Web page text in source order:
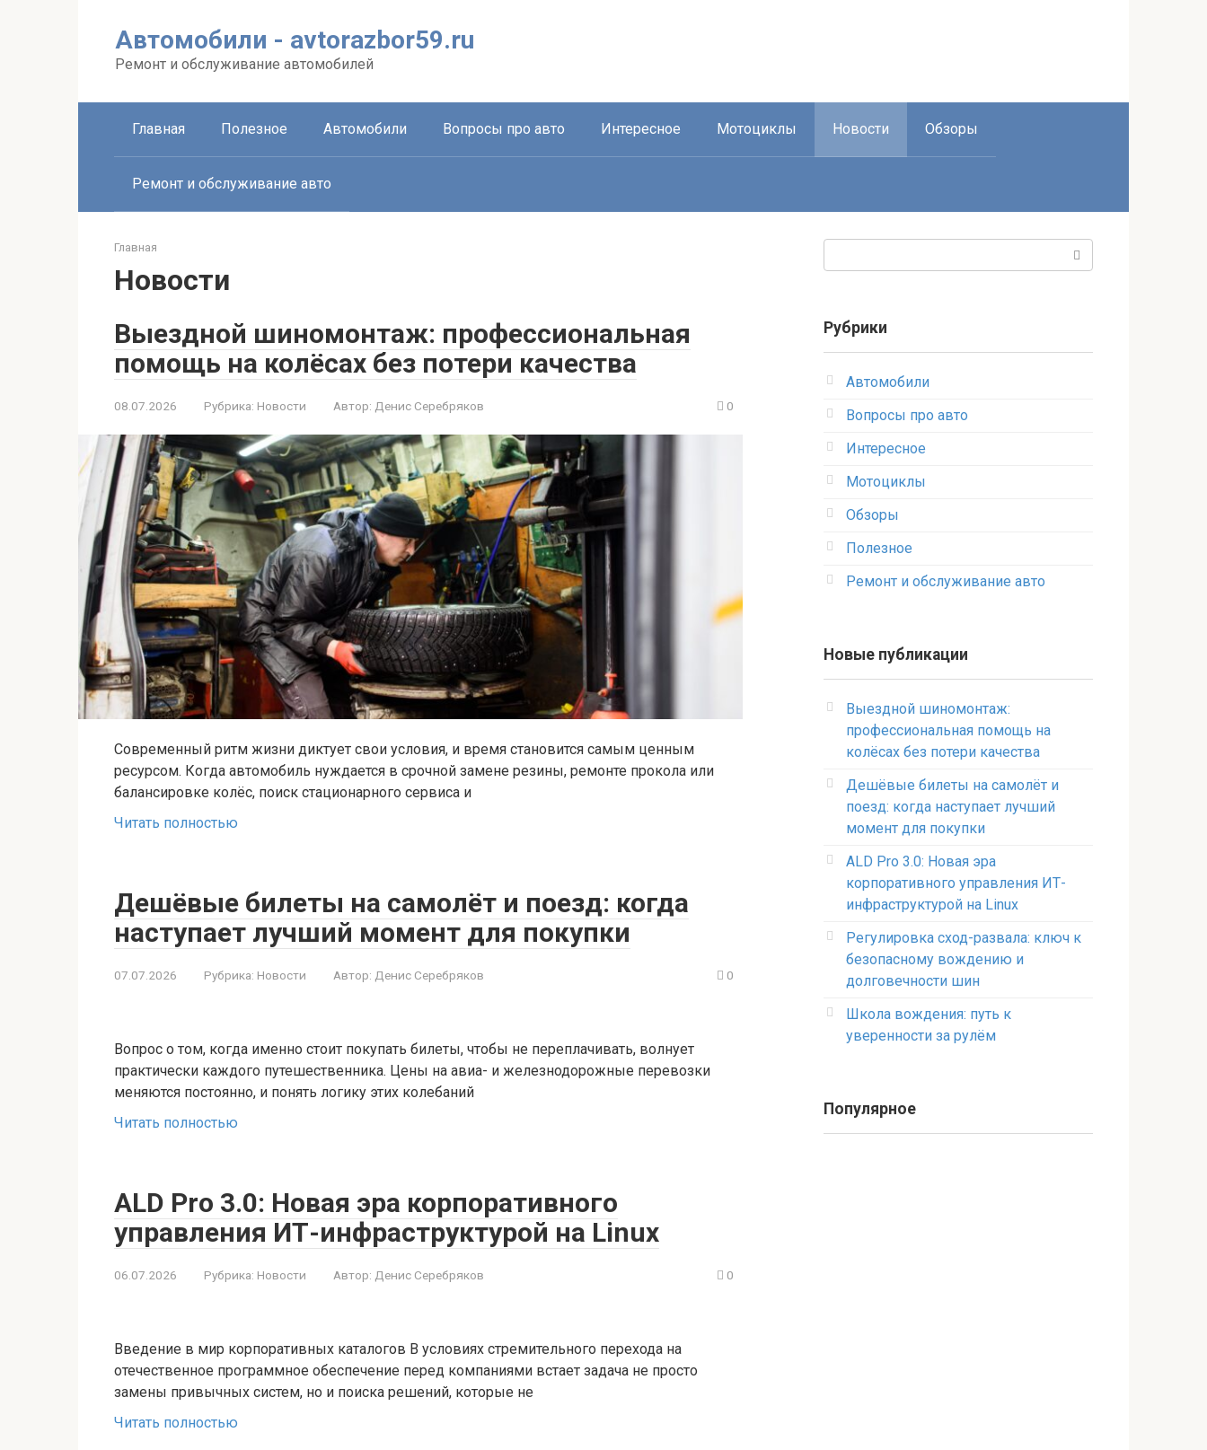
Автомобили - avtorazbor59.ru
Ремонт и обслуживание автомобилей
Главная Полезное Автомобили Вопросы про авто Интересное Мотоциклы Новости Обзоры
Ремонт и обслуживание авто
Главная
Новости
Выездной шиномонтаж: профессиональная
помощь на колёсах без потери качества
08.07.2026 Рубрика: Новости Автор: Денис Серебряков 0
Современный ритм жизни диктует свои условия, и время становится самым ценным
ресурсом. Когда автомобиль нуждается в срочной замене резины, ремонте прокола или
балансировке колёс, поиск стационарного сервиса и
Читать полностью
Дешёвые билеты на самолёт и поезд: когда
наступает лучший момент для покупки
07.07.2026 Рубрика: Новости Автор: Денис Серебряков 0
Вопрос о том, когда именно стоит покупать билеты, чтобы не переплачивать, волнует
практически каждого путешественника. Цены на авиа- и железнодорожные перевозки
меняются постоянно, и понять логику этих колебаний
Читать полностью
ALD Pro 3.0: Новая эра корпоративного
управления ИТ-инфраструктурой на Linux
06.07.2026 Рубрика: Новости Автор: Денис Серебряков 0
Введение в мир корпоративных каталогов В условиях стремительного перехода на
отечественное программное обеспечение перед компаниями встает задача не просто
замены привычных систем, но и поиска решений, которые не
Читать полностью
Рубрики
Автомобили
Вопросы про авто
Интересное
Мотоциклы
Обзоры
Полезное
Ремонт и обслуживание авто
Новые публикации
Выездной шиномонтаж:
профессиональная помощь на
колёсах без потери качества
Дешёвые билеты на самолёт и
поезд: когда наступает лучший
момент для покупки
ALD Pro 3.0: Новая эра
корпоративного управления ИТ-
инфраструктурой на Linux
Регулировка сход-развала: ключ к
безопасному вождению и
долговечности шин
Школа вождения: путь к
уверенности за рулём
Популярное